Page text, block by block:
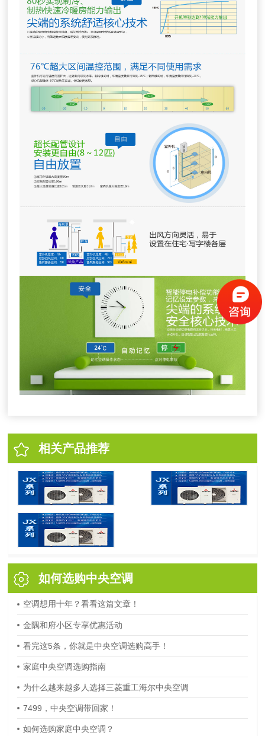
相关产品推荐
如何选购中央空调
空调想用十年？看看这篇文章！
金隅和府小区专享优惠活动
看完这5条，你就是中央空调选购高手！
家庭中央空调选购指南
为什么越来越多人选择三菱重工海尔中央空调
7499，中央空调带回家！
如何选购家庭中央空调？